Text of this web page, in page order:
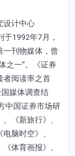
设计中心
于1992年7月，
一刊物媒体，曾
之一”。《证券
者阅读率之首
国媒体调查结
中国证券市场研
《新旅行》、
脑时空》、
体育画报》、